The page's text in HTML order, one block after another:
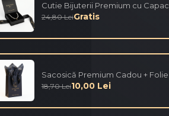
Cutie Bijuterii Premium cu
24,80 LeiGratis
Sacosică Premium Cadou +
18,70 Lei10,00 Lei